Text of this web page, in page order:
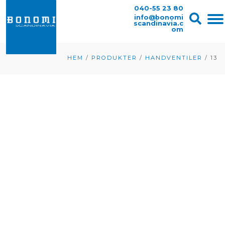
040-55 23 80
info@bonomi
scandinavia.c
om
HEM / PRODUKTER / HANDVENTILER / 13